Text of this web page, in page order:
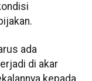
ada
di akar
kepada